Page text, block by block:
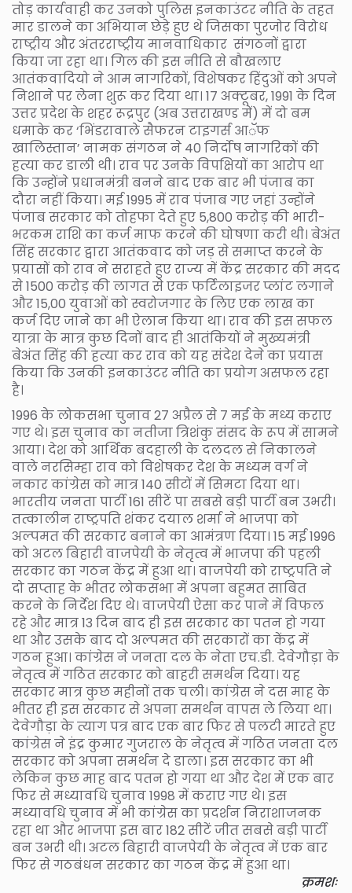
तोड़ कार्यवाही कर उनको पुलिस इनकाउंटर नीति के तहत
मार डालने का अभियान छेड़े हुए थे जिसका पुरजोर विरोध
राष्ट्रीय और अंतरराष्ट्रीय मानवाधिकार संगठनों द्वारा
किया जा रहा था। गिल की इस नीति से बौखलाए
आतंकवादियो ने आम नागरिकों, विशेषकर हिंदुओं को अपने
निशाने पर लेना शुरू कर दिया था। 17 अक्टूबर, 1991 के दिन
उत्तर प्रदेश के शहर रूद्रपुर (अब उत्तराखण्ड में) में दो बम
धमाके कर ‘भिंडरावाले सैफरन टाइगर्स आॅफ
खालिस्तान’ नामक संगठन ने 40 निर्दोष नागरिकों की
हत्या कर डाली थी। राव पर उनके विपक्षियों का आरोप था
कि उन्होंने प्रधानमंत्री बनने बाद एक बार भी पंजाब का
दौरा नहीं किया। मई 1995 में राव पंजाब गए जहां उन्होंने
पंजाब सरकार को तोहफा देते हुए 5,800 करोड़ की भारी-
भरकम राशि का कर्ज माफ करने की घोषणा करी थी। बेअंत
सिंह सरकार द्वारा आतंकवाद को जड़ से समाप्त करने के
प्रयासों को राव ने सराहते हुए राज्य में केंद्र सरकार की मदद
से 1500 करोड़ की लागत से एक फर्टिलाइजर प्लांट लगाने
और 15,00 युवाओं को स्वरोजगार के लिए एक लाख का
कर्ज दिए जाने का भी ऐलान किया था। राव की इस सफल
यात्रा के मात्र कुछ दिनों बाद ही आतंकियों ने मुख्यमंत्री
बेअंत सिंह की हत्या कर राव को यह संदेश देने का प्रयास
किया कि उनकी इनकाउंटर नीति का प्रयोग असफल रहा
है।
1996 के लोकसभा चुनाव 27 अप्रैल से 7 मई के मध्य कराए
गए थे। इस चुनाव का नतीजा त्रिशंकु संसद के रूप में सामने
आया। देश को आर्थिक बदहाली के दलदल से निकालने
वाले नरसिम्हा राव को विशेषकर देश के मध्यम वर्ग ने
नकार कांग्रेस को मात्र 140 सीटों में सिमटा दिया था।
भारतीय जनता पार्टी 161 सीटें पा सबसे बड़ी पार्टी बन उभरी।
तत्कालीन राष्ट्रपति शंकर दयाल शर्मा ने भाजपा को
अल्पमत की सरकार बनाने का आमंत्रण दिया। 15 मई 1996
को अटल बिहारी वाजपेयी के नेतृत्व में भाजपा की पहली
सरकार का गठन केंद्र में हुआ था। वाजपेयी को राष्ट्रपति ने
दो सप्ताह के भीतर लोकसभा में अपना बहुमत साबित
करने के निर्देश दिए थे। वाजपेयी ऐसा कर पाने में विफल
रहे और मात्र 13 दिन बाद ही इस सरकार का पतन हो गया
था और उसके बाद दो अल्पमत की सरकारों का केंद्र में
गठन हुआ। कांग्रेस ने जनता दल के नेता एच.डी. देवेगौड़ा के
नेतृत्व में गठित सरकार को बाहरी समर्थन दिया। यह
सरकार मात्र कुछ महीनों तक चली। कांग्रेस ने दस माह के
भीतर ही इस सरकार से अपना समर्थन वापस ले लिया था।
देवेगौड़ा के त्याग पत्र बाद एक बार फिर से पलटी मारते हुए
कांग्रेस ने इंद्र कुमार गुजराल के नेतृत्व में गठित जनता दल
सरकार को अपना समर्थन दे डाला। इस सरकार का भी
लेकिन कुछ माह बाद पतन हो गया था और देश में एक बार
फिर से मध्यावधि चुनाव 1998 में कराए गए थे। इस
मध्यावधि चुनाव में भी कांग्रेस का प्रदर्शन निराशाजनक
रहा था और भाजपा इस बार 182 सीटें जीत सबसे बड़ी पार्टी
बन उभरी थी। अटल बिहारी वाजपेयी के नेतृत्व में एक बार
फिर से गठबंधन सरकार का गठन केंद्र में हुआ था।
क्रमशः